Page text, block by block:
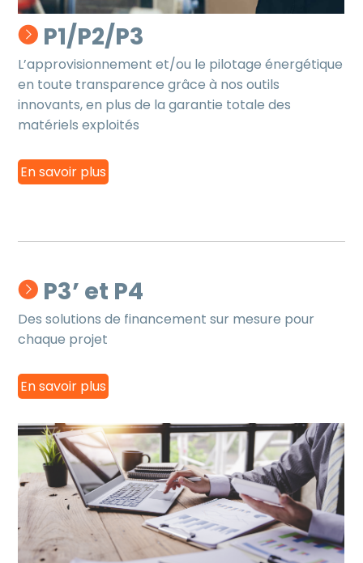
P1/P2/P3
L’approvisionnement et/ou le pilotage énergétique
en toute transparence grâce à nos outils
innovants, en plus de la garantie totale des
matériels exploités
En savoir plus
P3’ et P4
Des solutions de financement sur mesure pour
chaque projet
En savoir plus